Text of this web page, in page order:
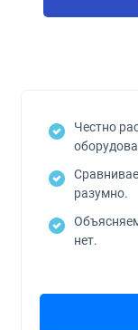
Честно
разумно.
нет.